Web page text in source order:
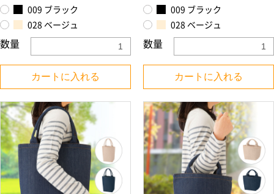
009 ブラック
028 ベージュ
数量
カートに入れる
009 ブラック
028 ベージュ
数量
カートに入れる